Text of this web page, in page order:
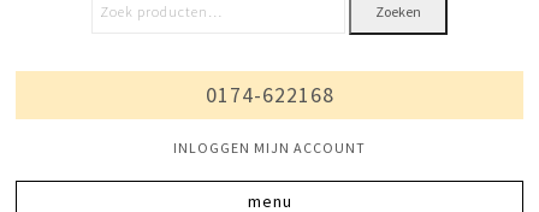
Zoeken
0174-622168
INLOGGEN MIJN ACCOUNT